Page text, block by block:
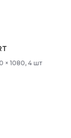
× 1080, 4 шт